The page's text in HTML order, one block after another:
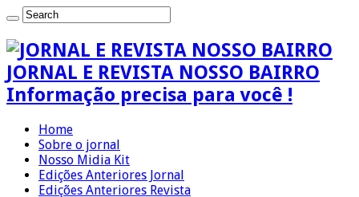
JORNAL E REVISTA NOSSO BAIRRO
Informação precisa para você !
Home
Sobre o jornal
Nosso Midia Kit
Edições Anteriores Jornal
Edições Anteriores Revista